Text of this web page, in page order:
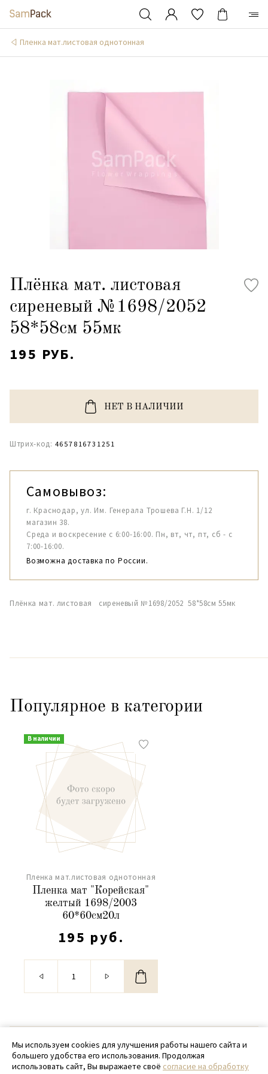
Пленка мат.листовая однотонная
Плёнка мат. листовая
сиреневый №1698/2052
58*58см 55мк
195 РУБ.
НЕТ В НАЛИЧИИ
Штрих-код: 4657816731251
Самовывоз:
г. Краснодар, ул. Им. Генерала Трошева Г.Н. 1/12
магазин 38.
Среда и воскресение с 6:00-16:00. Пн, вт, чт, пт, сб - с
7:00-16:00.
Возможна доставка по России.
Плёнка мат. листовая сиреневый №1698/2052 58*58см 55мк
Популярное в категории
В наличии
Пленка мат.листовая однотонная
Пленка мат "Корейская"
желтый 1698/2003
60*60см20л
195 руб.
© 2020 - 2026 SamPack
+ 7 (918) 699-97-87
Мы используем cookies для улучшения работы нашего сайта и
большего удобства его использования. Продолжая
использовать сайт, Вы выражаете своё согласие на обработку